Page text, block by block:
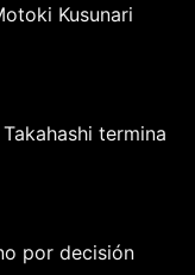
Kusunari
termina
por decisión